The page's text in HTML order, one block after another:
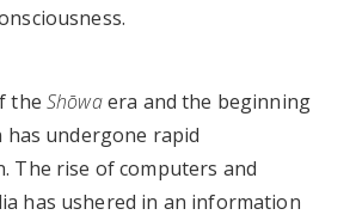
the Shōwaera and the beginning
has undergone rapid
The rise of computers and
has ushered in an information